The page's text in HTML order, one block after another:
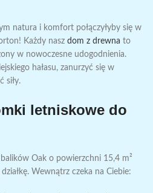
natura i komfort połączyłyby się w
Każdy nasz dom z drewna to
w nowoczesne udogodnienia.
hałasu, zanurzyć się w
siły.
letniskowe do
Oak o powierzchni 15,4 m²
Wewnątrz czeka na Ciebie: